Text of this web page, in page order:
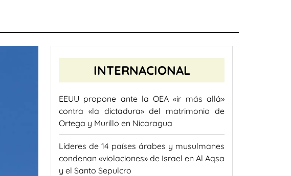
INTERNACIONAL
EEUU propone ante la OEA «ir más allá»
contra «la dictadura» del matrimonio de
Ortega y Murillo en Nicaragua
Líderes de 14 países árabes y musulmanes
condenan «violaciones» de Israel en Al Aqsa
y el Santo Sepulcro